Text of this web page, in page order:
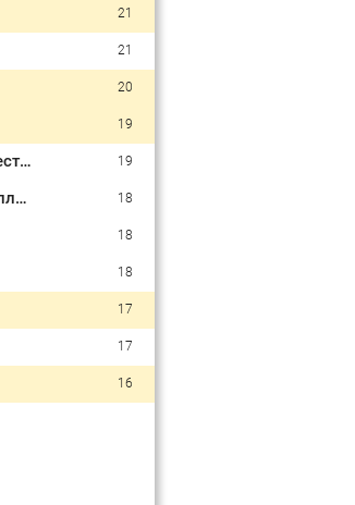
21
21
20
19
19
На пляж в Архипо-Осиповке после атаки ВСУ не пускают туристов. Какая обстановка на месте ЧП
18
Дрон неожиданно вылетел из-за скалы. Очевидцы рассказали подробности атаки ВСУ на пляж в Архипо-Осиповке
18
18
17
17
16